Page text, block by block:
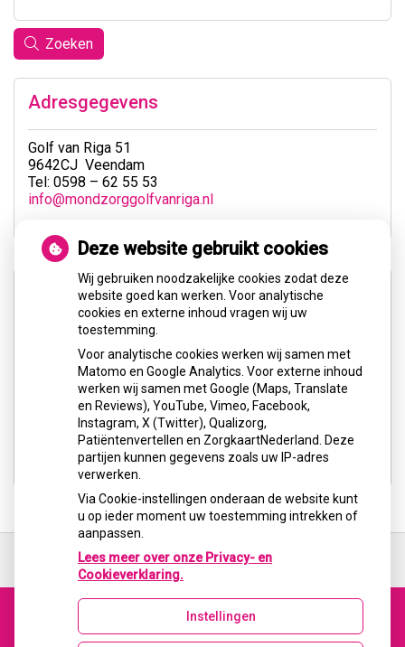
Zoeken
Adresgegevens
Golf van Riga 51
9642CJ Veendam
Tel: 0598 – 62 55 53
info@mondzorggolfvanriga.nl
U heeft geen toestemming gegeven voor
externe inhoud die nodig is om dit te
zien.
Cookie-instellingen wijzigen
de
Uw Zorg Online|Beheer
Deze website gebruikt cookies
Wij gebruiken noodzakelijke cookies zodat deze
website goed kan werken. Voor analytische
cookies en externe inhoud vragen wij uw
toestemming.
Voor analytische cookies werken wij samen met
Matomo en Google Analytics. Voor externe inhoud
werken wij samen met Google (Maps, Translate
en Reviews), YouTube, Vimeo, Facebook,
Instagram, X (Twitter), Qualizorg,
Patiëntenvertellen en ZorgkaartNederland. Deze
partijen kunnen gegevens zoals uw IP-adres
verwerken.
Via Cookie-instellingen onderaan de website kunt
u op ieder moment uw toestemming intrekken of
aanpassen.
Lees meer over onze Privacy- en
Cookieverklaring.
Instellingen